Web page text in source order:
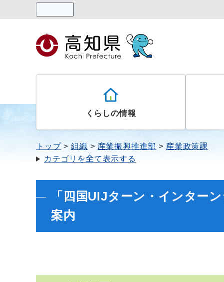
くらしの情報
トップ 組織 産業振興推進部
産業政策課
カテゴリを全て表示する
「四国UIJターン・インター
案内